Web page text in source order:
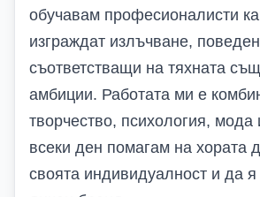
обучавам професионалисти
изграждат излъчване,
съответстващи на тяхната
амбиции. Работата ми е
творчество, психология, мода
всеки ден помагам на хората
своята индивидуалност и да